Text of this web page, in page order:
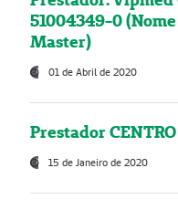
51004349-0
Master)
01 de Abril de 2020
Prestador
15 de Janeiro de 2020